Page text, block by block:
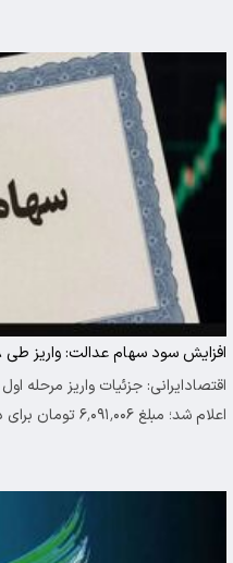
افزایش سود سهام عدالت: واریز طی ۴۸ ساعت آینده با رقم جدید!
اعلام شد؛ مبلغ ۶٬۰۹۱٬۰۰۶ تومان برای دارندگان سبد…